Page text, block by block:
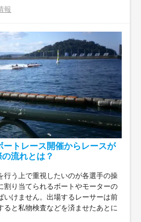
報
ートレース開催からレースが
流れとは？
行う上で重視したいのが各選手の操
割り当てられるボートやモーターの
いけません。出場するレーサーは前
ると私物検査などを済ませたあとに